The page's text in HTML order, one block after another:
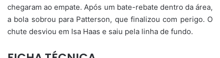
chegaram ao empate. Após um bate-rebate dentro da área,
a bola sobrou para Patterson, que finalizou com perigo. O
chute desviou em Isa Haas e saiu pela linha de fundo.